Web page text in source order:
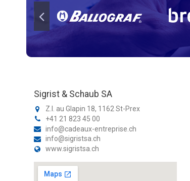
Sigrist & Schaub SA
Z.I. au Glapin 18, 1162 St-Prex
+41 21 823 45 00
info@cadeaux-entreprise.ch
info@sigristsa.ch
www.sigristsa.ch